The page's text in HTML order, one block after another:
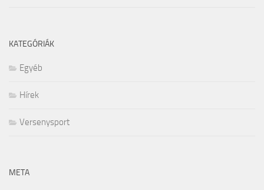
KATEGÓRIÁK
Egyéb
Hírek
Versenysport
META